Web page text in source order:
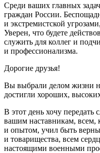
Среди ваших главных
граждан России.
и экстремистской
Уверен, что будете
служить для коллег и
и профессионализма.
Дорогие друзья!
Вы выбрали делом жизни
достигли хороших, высоких
В этот день хочу передать
вашим наставникам, всем,
и опытом, учил быть
и товарищества, всем
настоящими военными